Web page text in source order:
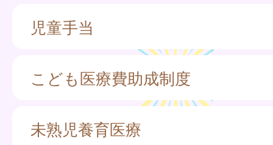
児童手当
こども医療費助成制度
未熟児養育医療